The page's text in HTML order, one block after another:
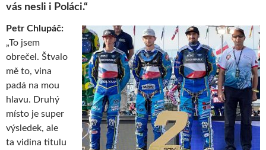
vás nesli i Poláci.“
Petr Chlupáč:
„To jsem
obrečel. Štvalo
mě to, vina
padá na mou
hlavu. Druhý
místo je super
výsledek, ale
ta vidina titulu